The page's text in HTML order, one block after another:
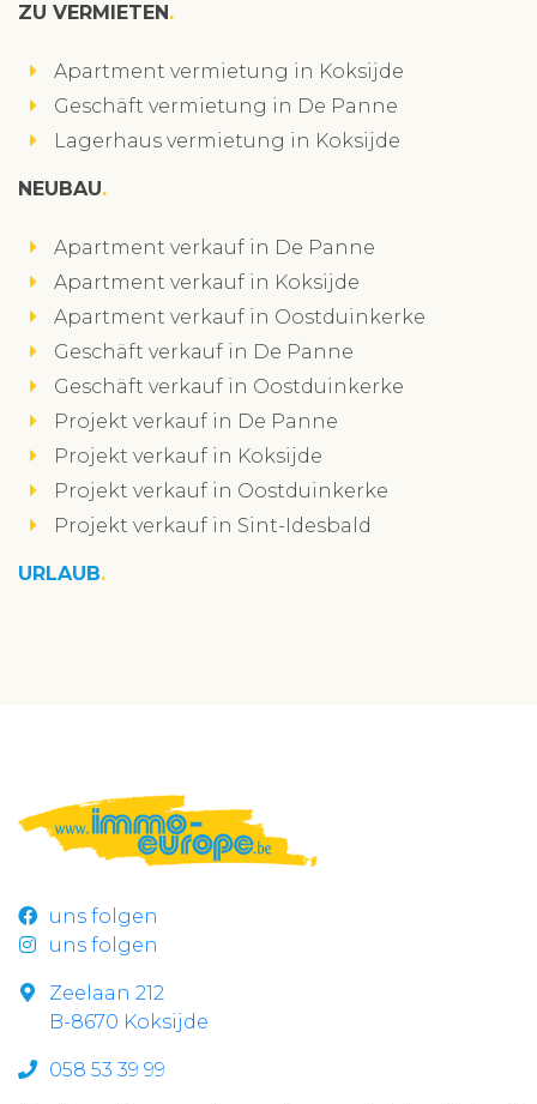
ZU VERMIETEN
Apartment vermietung in Koksijde
Geschäft vermietung in De Panne
Lagerhaus vermietung in Koksijde
NEUBAU
Apartment verkauf in De Panne
Apartment verkauf in Koksijde
Apartment verkauf in Oostduinkerke
Geschäft verkauf in De Panne
Geschäft verkauf in Oostduinkerke
Projekt verkauf in De Panne
Projekt verkauf in Koksijde
Projekt verkauf in Oostduinkerke
Projekt verkauf in Sint-Idesbald
URLAUB
uns folgen
uns folgen
Zeelaan 212
B-8670 Koksijde
058 53 39 99